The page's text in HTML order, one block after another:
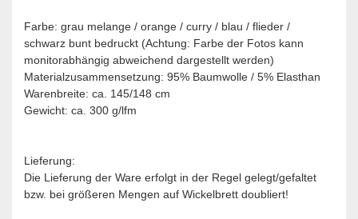
Farbe: grau melange / orange / curry / blau / flieder /
schwarz bunt bedruckt (Achtung: Farbe der Fotos kann
monitorabhängig abweichend dargestellt werden)
Materialzusammensetzung: 95% Baumwolle / 5% Elasthan
Warenbreite: ca. 145/148 cm
Gewicht: ca. 300 g/lfm
Lieferung:
Die Lieferung der Ware erfolgt in der Regel gelegt/gefaltet
bzw. bei größeren Mengen auf Wickelbrett doubliert!